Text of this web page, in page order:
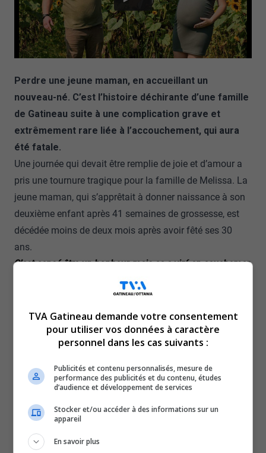
Perdre une jeune maman, en accueillant un
nouveau-né. C’est l’histoire déchirante d’une famille
de Gatineau suite à une complication grave et
extrêmement rare liée à l’accouchement, qui aura
été fatale.
Une journée qui devait être remplie de joie et d’amour a
pris une tournure tragique pour la famille de Melissa. La
jeune maman, qui s’apprêtait à donner naissance à son
deuxième enfant après 41 semaines de grossesse, est
décédée moins de deux mois après avoir fêté ses 30
ans.
C’est censé être un bonheur, mais ça a viré en cauchemar.
C’est extrêmement déchirant.
-Mathieu Lacaille, conjoint de Melissa
Le 11 octobre, le travail a été interrompu lorsqu’elle a fait
un malaise, suivi d’un arrêt cardiaque. Aucune cause
précise n’est associée à ce phénomène. Melissa n’avait
deux minutes, le médecin a procédé à une césarienne
d’urgence pour sauver le bébé.
Si en-dedans de quatre minutes ils ne faisaient pas la
travail très vite puis tout ça. […] Elle est rendue à la
TVA Gatineau demande votre consentement
pour utiliser vos données à caractère
personnel dans les cas suivants :
Publicités et contenu personnalisés, mesure de
performance des publicités et du contenu, études
d’audience et développement de services
Stocker et/ou accéder à des informations sur un
appareil
En savoir plus